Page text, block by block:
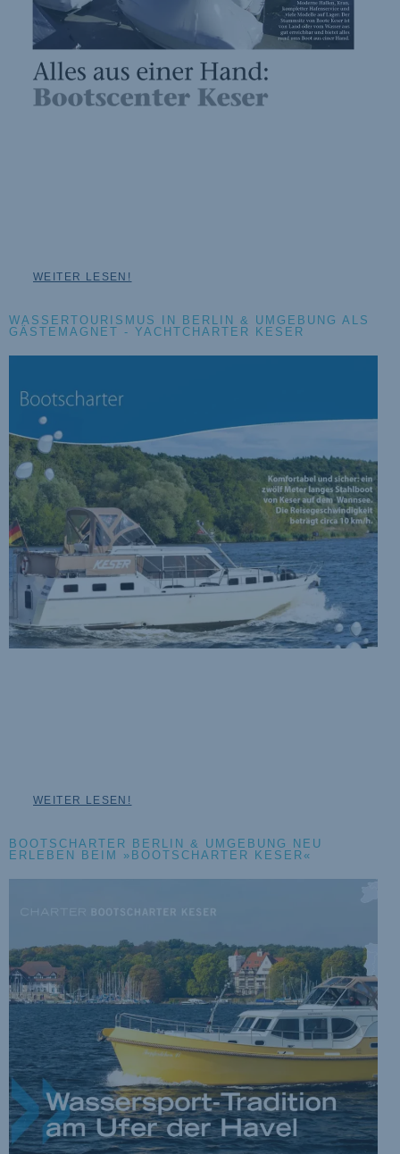
WEITER LESEN!
WASSERTOURISMUS IN BERLIN & UMGEBUNG ALS
GÄSTEMAGNET - YACHTCHARTER KESER
WEITER LESEN!
BOOTSCHARTER BERLIN & UMGEBUNG NEU
ERLEBEN BEIM »BOOTSCHARTER KESER«